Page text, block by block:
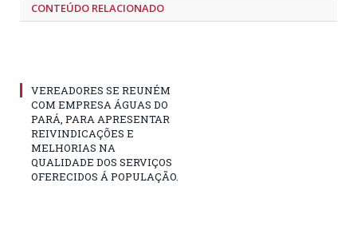
CONTEÚDO RELACIONADO
VEREADORES SE REUNÉM
COM EMPRESA ÁGUAS DO
PARÁ, PARA APRESENTAR
REIVINDICAÇÕES E
MELHORIAS NA
QUALIDADE DOS SERVIÇOS
OFERECIDOS Á POPULAÇÃO.